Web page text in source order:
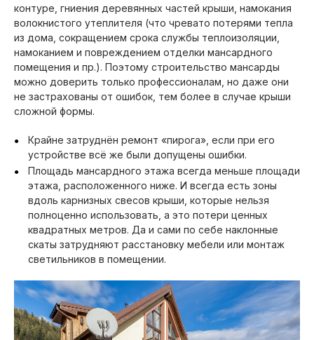
контуре, гниения деревянных частей крыши, намокания
волокнистого утеплителя (что чревато потерями тепла
из дома, сокращением срока службы теплоизоляции,
намоканием и повреждением отделки мансардного
помещения и пр.). Поэтому строительство мансарды
можно доверить только профессионалам, но даже они
не застрахованы от ошибок, тем более в случае крыши
сложной формы.
Крайне затруднён ремонт «пирога», если при его
устройстве всё же были допущены ошибки.
Площадь мансардного этажа всегда меньше площади
этажа, расположенного ниже. И всегда есть зоны
вдоль карнизных свесов крыши, которые нельзя
полноценно использовать, а это потери ценных
квадратных метров. Да и сами по себе наклонные
скаты затрудняют расстановку мебели или монтаж
светильников в помещении.